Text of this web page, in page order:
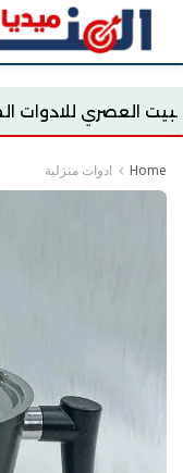
المنزليه
Home ادوات منزلية